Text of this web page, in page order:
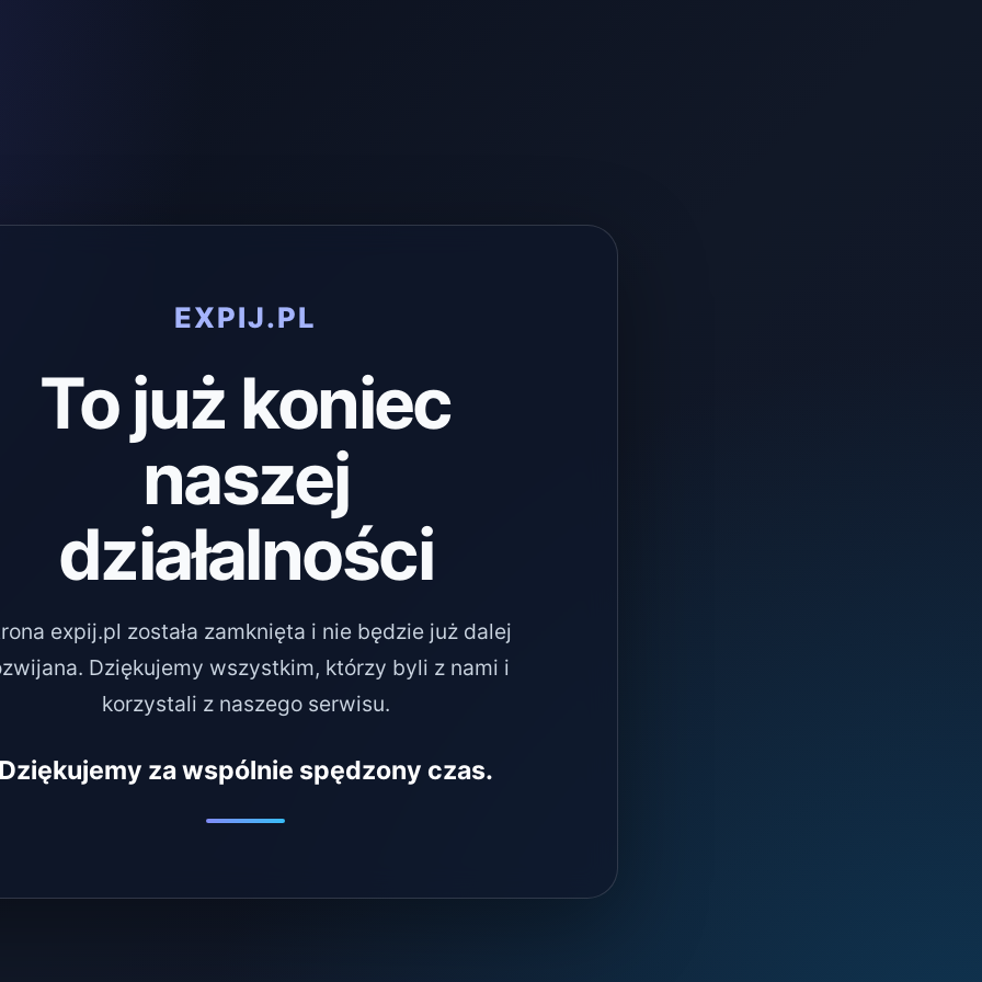
EXPIJ.PL
To już koniec
naszej
działalności
expij.pl została zamknięta i nie będzie już dalej
Dziękujemy wszystkim, którzy byli z nami i
korzystali z naszego serwisu.
za wspólnie spędzony czas.